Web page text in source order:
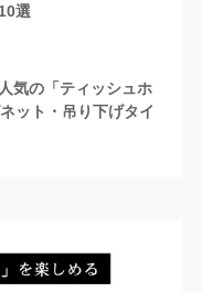
選
気の「ティッシュホ
ット・吊り下げタイ